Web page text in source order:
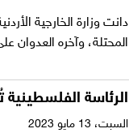
دانت وزارة الخارجية
المحتلة، وآخره العدوان
الرئاسة
السبت،